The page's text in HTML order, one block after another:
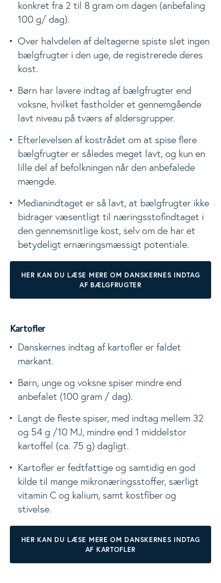
konkret fra 2 til 8 gram om dagen (anbefaling
100 g/ dag).
Over halvdelen af deltagerne spiste slet ingen
bælgfrugter i den uge, de registrerede deres
kost.
Børn har lavere indtag af bælgfrugter end
voksne, hvilket fastholder et gennemgående
lavt niveau på tværs af aldersgrupper.
Efterlevelsen af kostrådet om at spise flere
bælgfrugter er således meget lavt, og kun en
lille del af befolkningen når den anbefalede
mængde.
Medianindtaget er så lavt, at bælgfrugter ikke
bidrager væsentligt til næringsstofindtaget i
den gennemsnitlige kost, selv om de har et
betydeligt ernæringsmæssigt potentiale.
HER KAN DU LÆSE MERE OM DANSKERNES INDTAG
AF BÆLGFRUGTER
Kartofler
Danskernes indtag af kartofler er faldet
markant.
Børn, unge og voksne spiser mindre end
anbefalet (100 gram / dag).
Langt de fleste spiser, med indtag mellem 32
og 54 g /10 MJ, mindre end 1 middelstor
kartoffel (ca. 75 g) dagligt.
Kartofler er fedtfattige og samtidig en god
kilde til mange mikronæringsstoffer, særligt
vitamin C og kalium, samt kostfiber og
stivelse.
HER KAN DU LÆSE MERE OM DANSKERNES INDTAG
AF KARTOFLER